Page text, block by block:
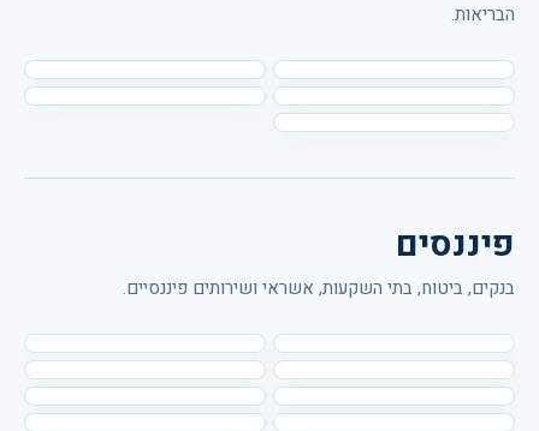
הבריאות.
פיננסים
בנקים, ביטוח, בתי השקעות, אשראי ושירותים פיננסיים.